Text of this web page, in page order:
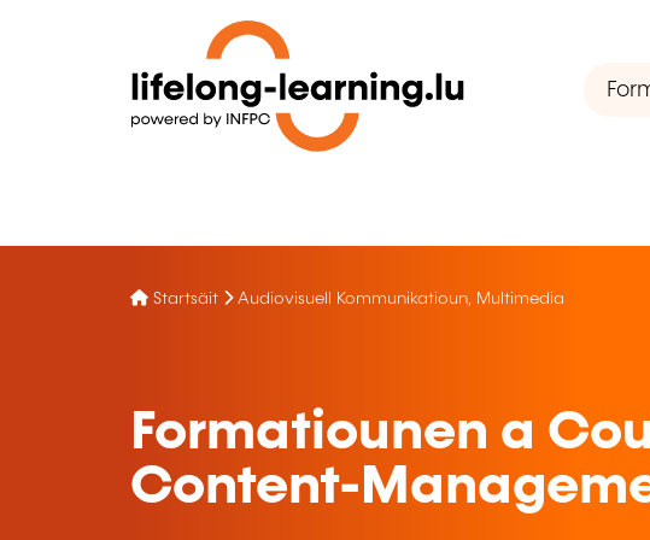
Startsäit Audiovisuell Kommunikatioun, Multimedia
Formatiounen a
Content-